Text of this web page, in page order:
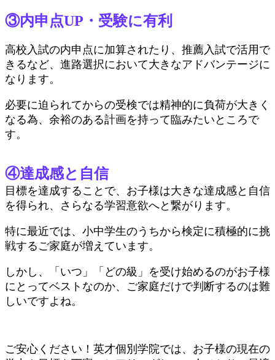
③内申点UP・受験に有利
高校入試の内申点に加算されたり、推薦入試で活用で
きるなど、進路選択において大きなアドバンテージに
なります。
必要に迫られてからの受検では精神的に負荷が大きく
なる為、余裕のある計画を持って臨みたいところで
す。
④達成感と自信
目標を達成することで、お子様は大きな達成感と自信
を得られ、さらなる学習意欲へと繋がります。
特に最近では、小中学生のうちから検定に積極的に挑
戦するご家庭が増えています。
しかし、「いつ」「どの級」を受け始めるのがお子様
にとってベストなのか、ご家庭だけで判断するのは難
しいですよね。
ご安心ください！英才個別学院では、お子様の現在の